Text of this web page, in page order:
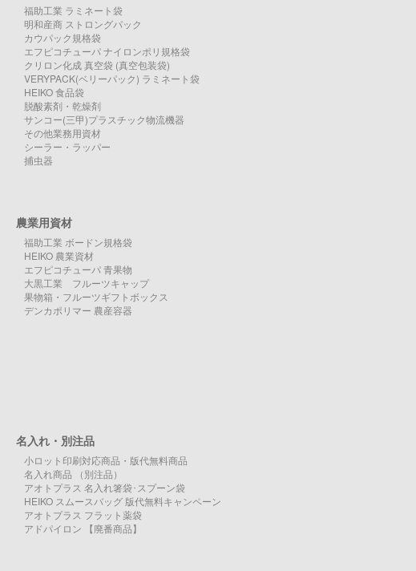
福助工業 ラミネート袋
明和産商 ストロングパック
カウパック規格袋
エフピコチューパ ナイロンポリ規格袋
クリロン化成 真空袋 (真空包装袋)
VERYPACK(ベリーパック) ラミネート袋
HEIKO 食品袋
脱酸素剤・乾燥剤
サンコー(三甲)プラスチック物流機器
その他業務用資材
シーラー・ラッパー
捕虫器
農業用資材
福助工業 ボードン規格袋
HEIKO 農業資材
エフピコチューパ 青果物
大黒工業 フルーツキャップ
果物箱・フルーツギフトボックス
デンカポリマー 農産容器
名入れ・別注品
小ロット印刷対応商品・版代無料商品
名入れ商品 （別注品）
アオトプラス 名入れ箸袋･スプーン袋
HEIKO スムースバッグ 版代無料キャンペーン
アオトプラス フラット薬袋
アドパイロン 【廃番商品】